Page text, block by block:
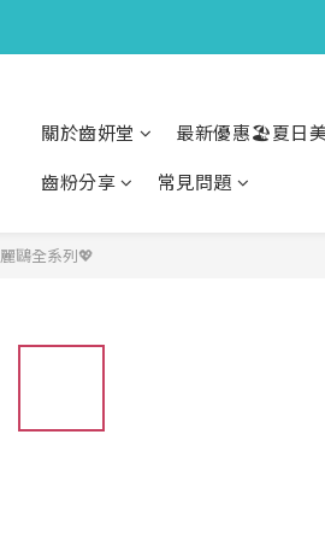
關於齒妍堂 最新優惠🏖️夏日
齒粉分享
常見問題
鷗全系列💖